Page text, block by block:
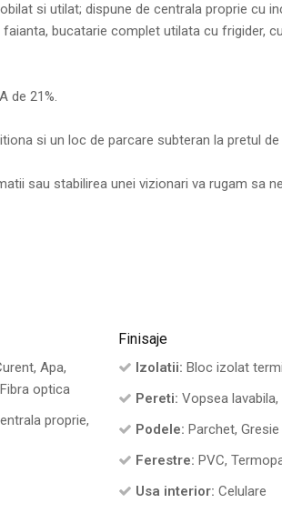
si utilat; dispune de centrala proprie cu
bucatarie complet utilata cu frigider,
de 21%.
si un loc de parcare subteran la pretul de
sau stabilirea unei vizionari va rugam sa
Apa,
optica
proprie,
Finisaje
Izolatii: Bloc izolat
Pereti: Vopsea lavabila,
Podele: Parchet, Gresie
Ferestre: PVC,
Usa interior: Celulare